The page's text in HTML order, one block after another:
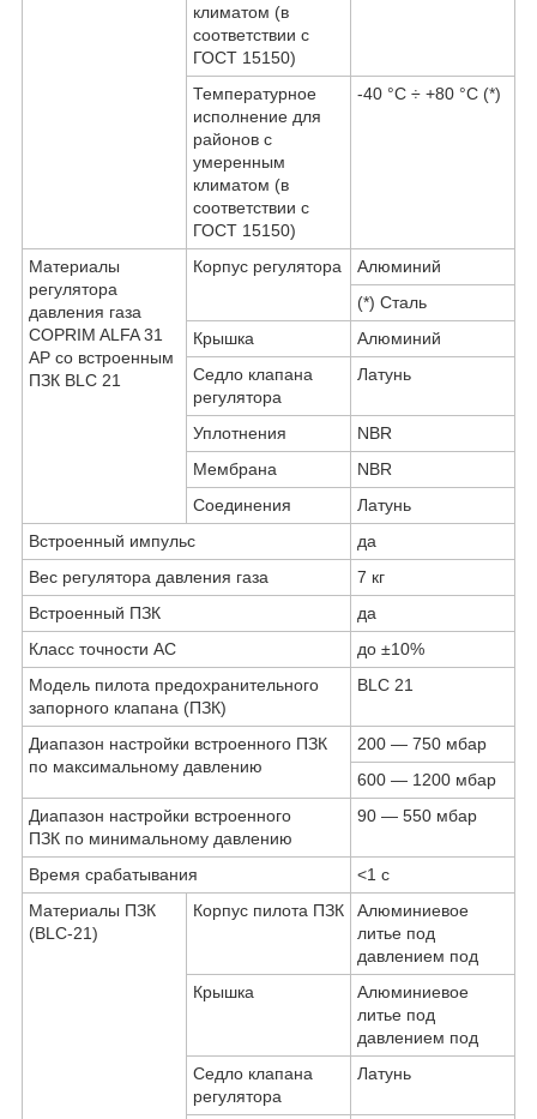
климатом (в
соответствии с
ГОСТ 15150)
Температурное
исполнение для
районов с
умеренным
климатом (в
соответствии с
ГОСТ 15150)
-40 °С ÷ +80 °С (*)
Материалы
регулятора
давления газа
COPRIM ALFA 31
AP со встроенным
ПЗК BLC 21
Корпус регулятора
Алюминий
(*) Сталь
Крышка
Алюминий
Седло клапана
регулятора
Латунь
Уплотнения
NBR
Мембрана
NBR
Соединения
Латунь
Встроенный импульс
да
Вес регулятора давления газа
7 кг
Встроенный ПЗК
да
Класс точности AC
до ±10%
Модель пилота предохранительного
запорного клапана (ПЗК)
BLC 21
Диапазон настройки встроенного ПЗК
по максимальному давлению
200 — 750 мбар
600 — 1200 мбар
Диапазон настройки встроенного
ПЗК по минимальному давлению
90 — 550 мбар
Время срабатывания
<1 с
Материалы ПЗК
(BLC-21)
Корпус пилота ПЗК
Алюминиевое
литье под
давлением под
Крышка
Алюминиевое
литье под
давлением под
Седло клапана
регулятора
Латунь